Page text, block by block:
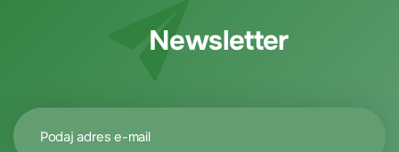
Newsletter